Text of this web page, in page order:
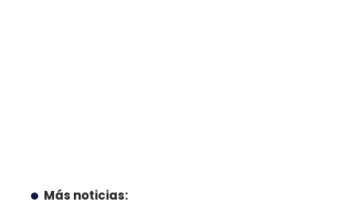
Más noticias: